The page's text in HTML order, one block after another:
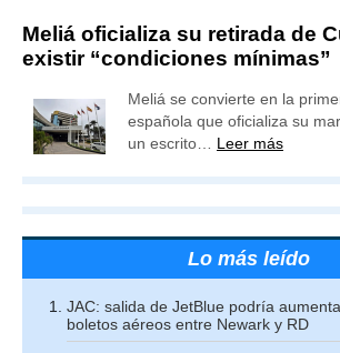
Meliá oficializa su retirada de
existir “condiciones mínimas”
Meliá se convierte en la
española que oficializa su
un escrito… Leer más
Lo más leído
JAC: salida de JetBlue podría
boletos aéreos entre Newark y RD